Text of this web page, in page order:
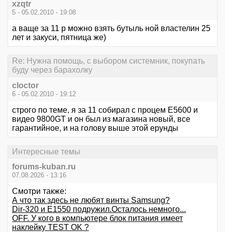
xzqtr
5 - 05.02.2010 - 19:08
а ваще за 11 р можно взять бутыль ной властелин 25
лет и закуси, пятница же)
Re: Нужна помощь, с выбором системник, покупать
буду через барахолку
cloctor
6 - 05.02.2010 - 19:12
строго по теме, я за 11 собирал с процем Е5600 и
видео 9800GT и он был из магазина новый, все
гарантийное, и на голову выше этой ерунды
Интересные темы
forums-kuban.ru
07.08.2026 - 13:16
Смотри также:
А что так здесь не любят винты Samsung?
Dir-320 и E1550 подружил.Осталось немного...
OFF. У кого в компьютере блок питания имеет
наклейку TEST OK ?